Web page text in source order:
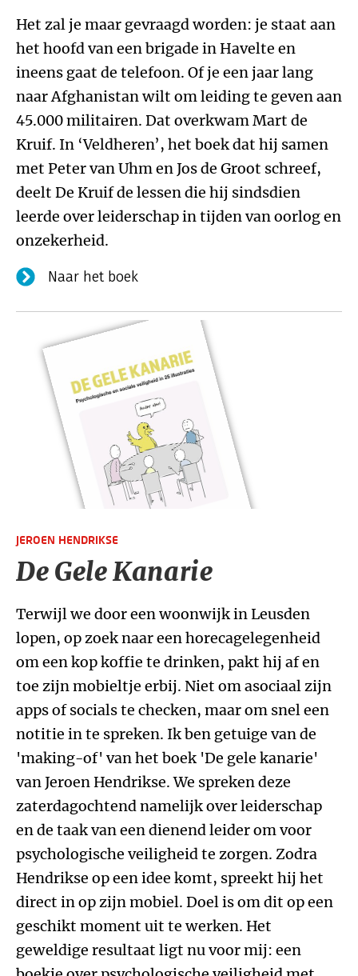
Het zal je maar gevraagd worden: je staat aan
het hoofd van een brigade in Havelte en
ineens gaat de telefoon. Of je een jaar lang
naar Afghanistan wilt om leiding te geven aan
45.000 militairen. Dat overkwam Mart de
Kruif. In ‘Veldheren’, het boek dat hij samen
met Peter van Uhm en Jos de Groot schreef,
deelt De Kruif de lessen die hij sindsdien
leerde over leiderschap in tijden van oorlog en
onzekerheid.
Naar het boek
JEROEN HENDRIKSE
De Gele Kanarie
Terwijl we door een woonwijk in Leusden
lopen, op zoek naar een horecagelegenheid
om een kop koffie te drinken, pakt hij af en
toe zijn mobieltje erbij. Niet om asociaal zijn
apps of socials te checken, maar om snel een
notitie in te spreken. Ik ben getuige van de
'making-of' van het boek 'De gele kanarie'
van Jeroen Hendrikse. We spreken deze
zaterdagochtend namelijk over leiderschap
en de taak van een dienend leider om voor
psychologische veiligheid te zorgen. Zodra
Hendrikse op een idee komt, spreekt hij het
direct in op zijn mobiel. Doel is om dit op een
geschikt moment uit te werken. Het
geweldige resultaat ligt nu voor mij: een